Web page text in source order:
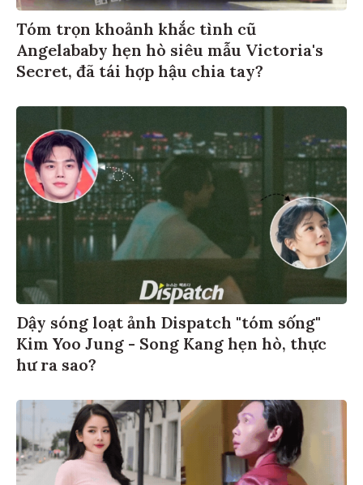
Tóm trọn khoảnh khắc tình cũ
Angelababy hẹn hò siêu mẫu Victoria's
Secret, đã tái hợp hậu chia tay?
Dậy sóng loạt ảnh Dispatch "tóm sống"
Kim Yoo Jung - Song Kang hẹn hò, thực
hư ra sao?